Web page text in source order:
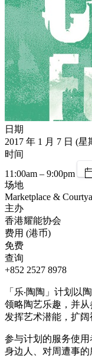
日期
2017 年 1 月 7 日 (星
时间
11:00am – 9:00pm
场地
Marketplace &
主办
香港耀能协会
费用 (港币)
免费
查询
+852 2527 8978
「乐‧陶陶」计划以
领略陶艺乐趣，并从
发挥艺术潜能，扩阔
参与计划的服务使
身边人、对周遭事